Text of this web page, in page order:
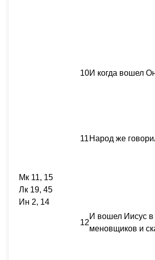
10И когда вошел
11 Народ же
Мк 11, 15
Лк 19, 45
Ин 2, 14
12
И вошел Иисус
меновщиков и